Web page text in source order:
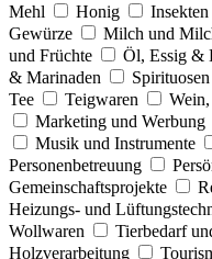
Mehl
Honig Insekten
Gewürze
Milch und
und Früchte
Öl, Essig &
& Marinaden
Spirituosen
Tee
Teigwaren
Marketing und Werbung
Musik und Instrumente
Personenbetreuung
Gemeinschaftsprojekte
Heizungs- und
Wollwaren
Tierbedarf
Holzverarbeitung